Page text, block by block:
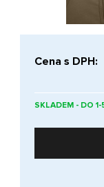
Cena s DPH:
SKLADEM - DO